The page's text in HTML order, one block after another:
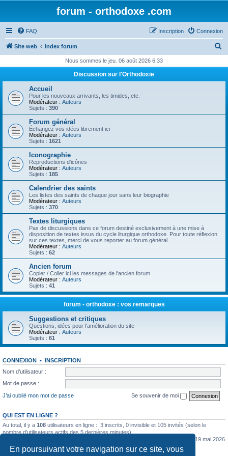
En poursuivant votre navigation sur ce site, vous
forum - orthodoxe .com
FAQ Connexion
Inscription
Site web Index forum
h
Nous sommes le jeu. 06 août 2026 6:33
Discussion sur l'Orthodoxie
Accueil
Pour les nouveaux arrivants, les timides, etc.
Modérateur : Auteurs
Sujets : 390
Forum général
Échangez vos idées librement ici
Modérateur : Auteurs
Sujets : 1621
Iconographie
Reproductions d'icônes
Modérateur : Auteurs
Sujets : 185
Calendrier des saints
Les listes des saints de chaque jour sans leur biographie
Modérateur : Auteurs
Sujets : 370
Textes liturgiques
Pas de discussions dans ce forum destiné exclusivement à une mise à
disposition de textes issus du cycle liturgique orthodoxe. Pour toute réflexion
sur ces textes, merci de vous reporter au forum général.
Modérateur : Auteurs
Sujets : 62
Ancien forum
Copier / Coller ici les messages de l'ancien forum
Modérateur : Auteurs
Sujets : 41
forum - orthodoxe : vos remarques
Suggestions et critiques
Questions, idées pour l'amélioration du site
Modérateur : Auteurs
Sujets : 61
CONNEXION • INSCRIPTION
Nom d’utilisateur :
Mot de passe :
J’ai oublié mon mot de passe
Se souvenir de moi
QUI EST EN LIGNE ?
Au total, il y a 108 utilisateurs en ligne :: 3 inscrits, 0 invisible et 105 invités (selon le
nombre d’utilisateurs actifs des 5 dernières minutes)
le mar. 19 mai 2026
0:07